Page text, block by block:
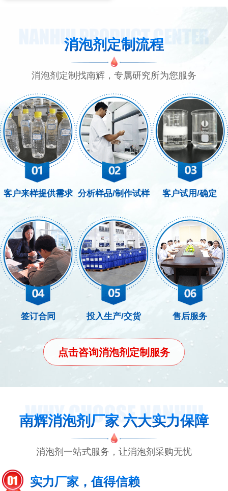
消泡剂定制流程
消泡剂定制找南辉，专属研究所为您服务
客户来样提供需求 分析样品/制作试样 客户试用/确定
签订合同 投入生产/交货 售后服务
点击咨询消泡剂定制服务
南辉消泡剂厂家 六大实力保障
消泡剂一站式服务，让消泡剂采购无忧
实力厂家，值得信赖